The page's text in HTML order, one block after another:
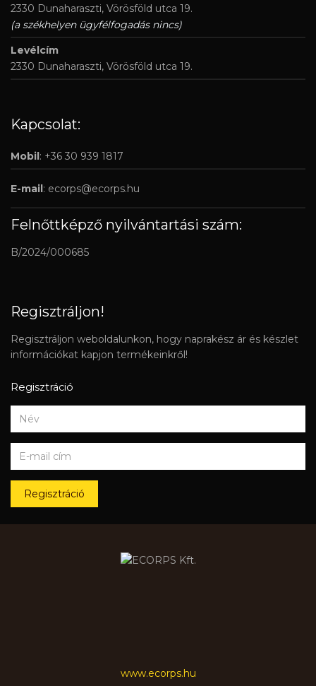
2330 Dunaharaszti, Vörösföld utca 19.
(a székhelyen ügyfélfogadás nincs)
Levélcím
2330 Dunaharaszti, Vörösföld utca 19.
Kapcsolat:
Mobil: +36 30 939 1817
E-mail: ecorps@ecorps.hu
Felnőttképző nyilvántartási szám:
B/2024/000685
Regisztráljon!
Regisztráljon weboldalunkon, hogy naprakész ár és készlet
információkat kapjon termékeinkről!
Regisztráció
Regisztráció
www.ecorps.hu